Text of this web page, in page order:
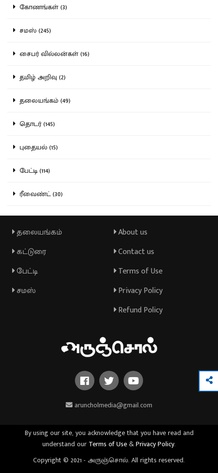
கோணங்கள் (3)
சமஸ் (245)
சைபர் வில்லன்கள் (16)
தமிழ் அறிவு (2)
தலையங்கம் (49)
தொடர் (145)
புதையல் (15)
பேட்டி (114)
ரீவைண்ட் (30)
தலையங்கம்
கட்டுரை
பேட்டி
சமஸ்
About us
Contact us
Terms of Use
Privacy Policy
Refund Policy
aruncholmedia@gmail.com
By using our site, you acknowledge that you have read and
understand our Terms of Use&Privacy Policy.
Copyright © 2021 - அருஞ்சொல். All rights reserved.